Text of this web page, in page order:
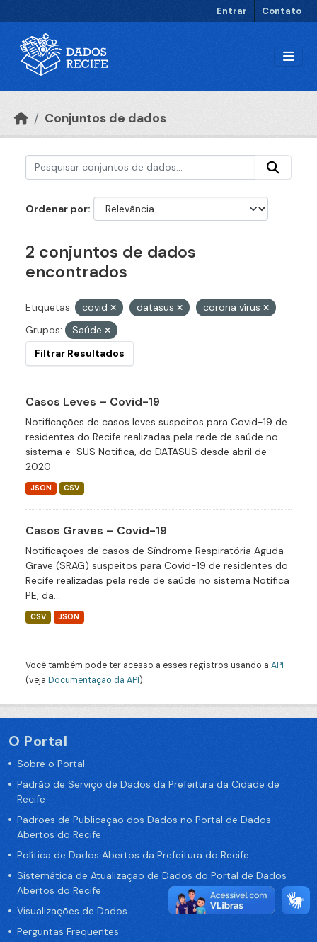
Entrar Contato
Conjuntos de dados
Ordenar por
2 conjuntos de dados
encontrados
Etiquetas: covid datasus
corona vírus
Grupos:
Saúde
Filtrar Resultados
Casos Leves – Covid-19
Notificações de casos leves suspeitos para Covid-19 de
residentes do Recife realizadas pela rede de saúde no
sistema e-SUS Notifica, do DATASUS desde abril de
2020
JSON CSV
Casos Graves – Covid-19
Notificações de casos de Síndrome Respiratória Aguda
Grave (SRAG) suspeitos para Covid-19 de residentes do
Recife realizadas pela rede de saúde no sistema Notifica
PE, da...
CSV JSON
Você também pode ter acesso a esses registros usando a API
(veja Documentação da API).
O Portal
Sobre o Portal
Padrão de Serviço de Dados da Prefeitura da Cidade de
Recife
Padrões de Publicação dos Dados no Portal de Dados
Abertos do Recife
Política de Dados Abertos da Prefeitura do Recife
Sistemática de Atualização de Dados do Portal de Dados
Abertos do Recife
Visualizações de Dados
Perguntas Frequentes